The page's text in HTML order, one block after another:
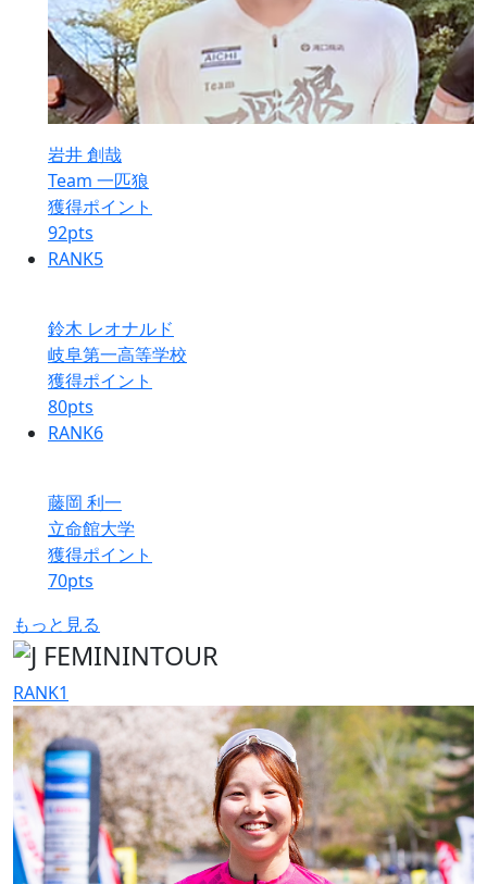
岩井 創哉
Team 一匹狼
獲得ポイント
92pts
RANK5
鈴木 レオナルド
岐阜第一高等学校
獲得ポイント
80pts
RANK6
藤岡 利一
立命館大学
獲得ポイント
70pts
もっと見る
RANK1